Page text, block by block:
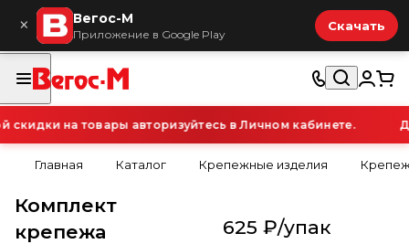
× Вегос-М
Приложение в Google Play
Скачать
на товары авторизуйтесь в Личном кабинете.
Главная Каталог Крепежные изделия
Комплект
крепежа
625 ₽/упак